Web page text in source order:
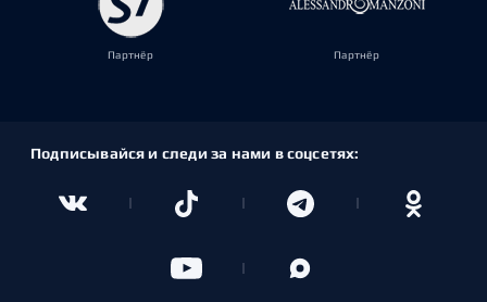
Партнёр Партнёр
Подписывайся и следи за нами в соцсетях: